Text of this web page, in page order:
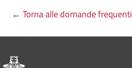
← Torna alle domande frequenti